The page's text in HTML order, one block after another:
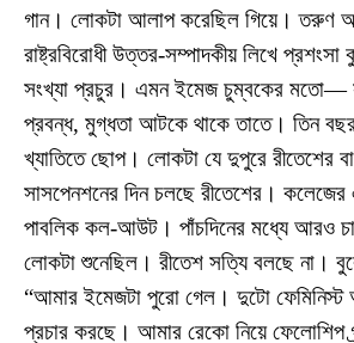
গান। লোকটা আলাপ করেছিল গিয়ে। তরুণ
রাষ্ট্রবিরোধী উত্তর-সম্পাদকীয় লিখে
সংখ্যা প্রচুর। এমন ইমেজ চুম্বকের মতো—
প্রবন্ধ, মুগ্ধতা আটকে থাকে তাতে। তিন
খ্যাতিতে ছোপ। লোকটা যে দুপুরে রীতেশের
সাসপেনশনের দিন চলছে রীতেশের। কলেজের
পাবলিক কল-আউট। পাঁচদিনের মধ্যে আরও
লোকটা শুনেছিল। রীতেশ সত্যি বলছে না।
“আমার ইমেজটা পুরো গেল। দুটো ফেমিনিস্ট
প্রচার করছে। আমার রেকো নিয়ে ফেলোশিপ